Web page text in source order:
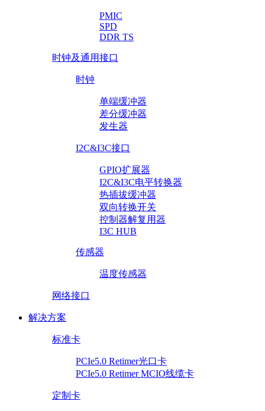
PMIC
SPD
DDR TS
时钟及通用接口
时钟
单端缓冲器
差分缓冲器
发生器
I2C&I3C接口
GPIO扩展器
I2C&I3C电平转换器
热插拔缓冲器
双向转换开关
控制器解复用器
I3C HUB
传感器
温度传感器
网络接口
解决方案
标准卡
PCIe5.0 Retimer光口卡
PCIe5.0 Retimer MCIO线缆卡
定制卡